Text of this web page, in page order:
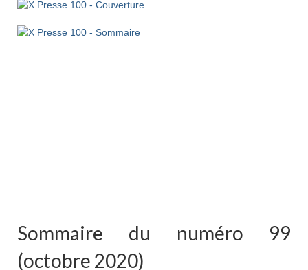
Sommaire du numéro 99
(octobre 2020)